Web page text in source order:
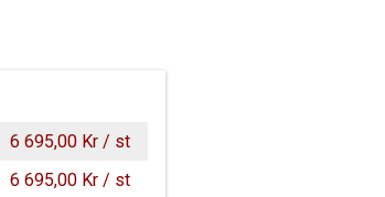
6 695,00 Kr / st
6 695,00 Kr / st